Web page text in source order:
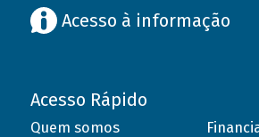
Acesso à informação
Acesso Rápido
Quem somos